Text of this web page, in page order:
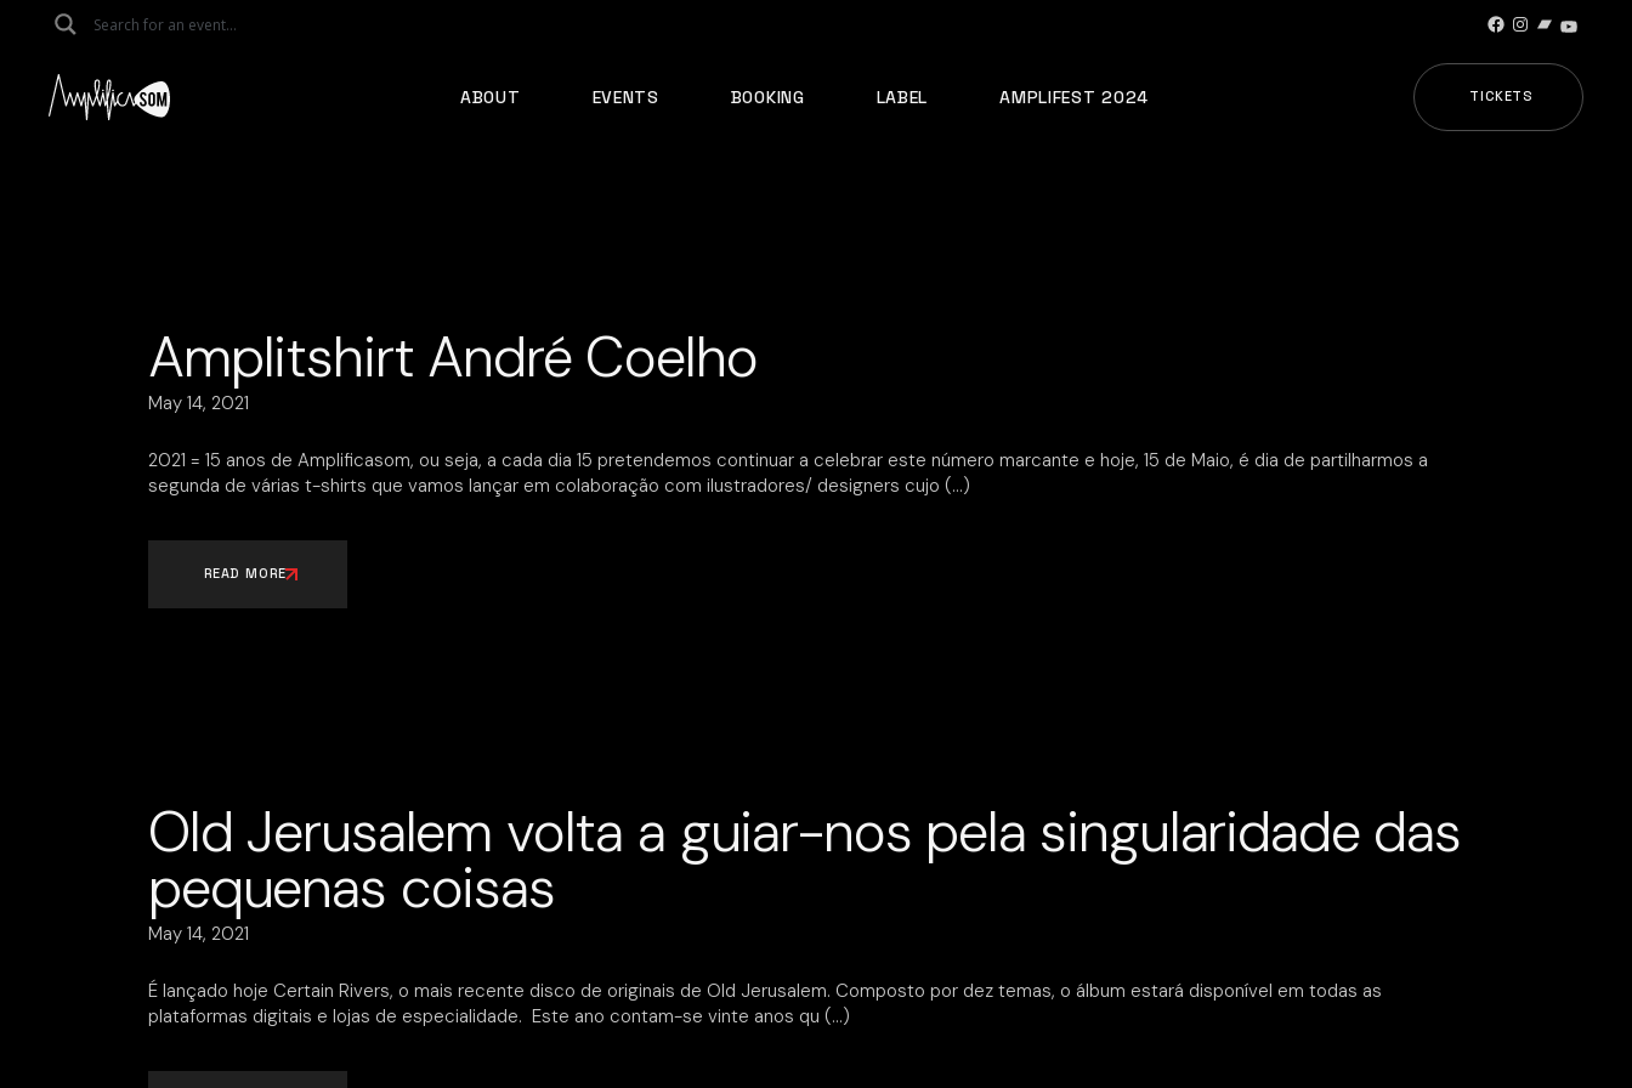
Facebook
Instagram
Bandcamp
ABOUT EVENTS BOOKING LABEL AMPLIFEST 2024 TICKETS
Amplitshirt André Coelho
May 14, 2021
2021 = 15 anos de Amplificasom, ou seja, a cada dia 15 pretendemos continuar a celebrar este número marcante e hoje, 15 de Maio, é dia de partilharmos a
segunda de várias t-shirts que vamos lançar em colaboração com ilustradores/ designers cujo
READ MORE
Old Jerusalem volta a guiar-nos pela singularidade das
pequenas coisas
May 14, 2021
É lançado hoje Certain Rivers, o mais recente disco de originais de Old Jerusalem. Composto por dez temas, o álbum estará disponível em todas as
plataformas digitais e lojas de especialidade. Este ano contam-se vinte anos qu